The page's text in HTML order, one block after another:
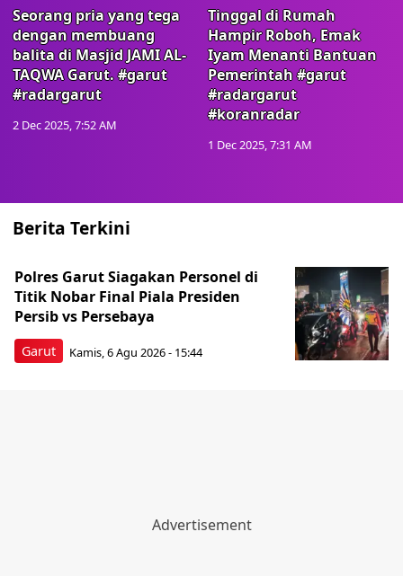
Seorang pria yang tega
dengan membuang
balita di Masjid JAMI AL-
TAQWA Garut. #garut
#radargarut
2 Dec 2025, 7:52 AM
Tinggal di Rumah
Hampir Roboh, Emak
Iyam Menanti Bantuan
Pemerintah #garut
#radargarut
#koranradar
1 Dec 2025, 7:31 AM
Berita Terkini
Garut
Polres Garut Siagakan Personel di
Titik Nobar Final Piala Presiden
Persib vs Persebaya
Kamis, 6 Agu 2026 - 15:44